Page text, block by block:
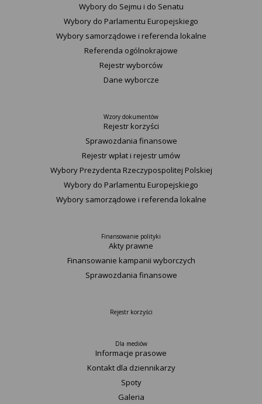
Wybory do Sejmu i do Senatu
Wybory do Parlamentu Europejskiego
Wybory samorządowe i referenda lokalne
Referenda ogólnokrajowe
Rejestr wyborców
Dane wyborcze
Wzory dokumentów
Rejestr korzyści
Sprawozdania finansowe
Rejestr wpłat i rejestr umów
Wybory Prezydenta Rzeczypospolitej Polskiej
Wybory do Parlamentu Europejskiego
Wybory samorządowe i referenda lokalne
Finansowanie polityki
Akty prawne
Finansowanie kampanii wyborczych
Sprawozdania finansowe
Rejestr korzyści
Dla mediów
Informacje prasowe
Kontakt dla dziennikarzy
Spoty
Galeria